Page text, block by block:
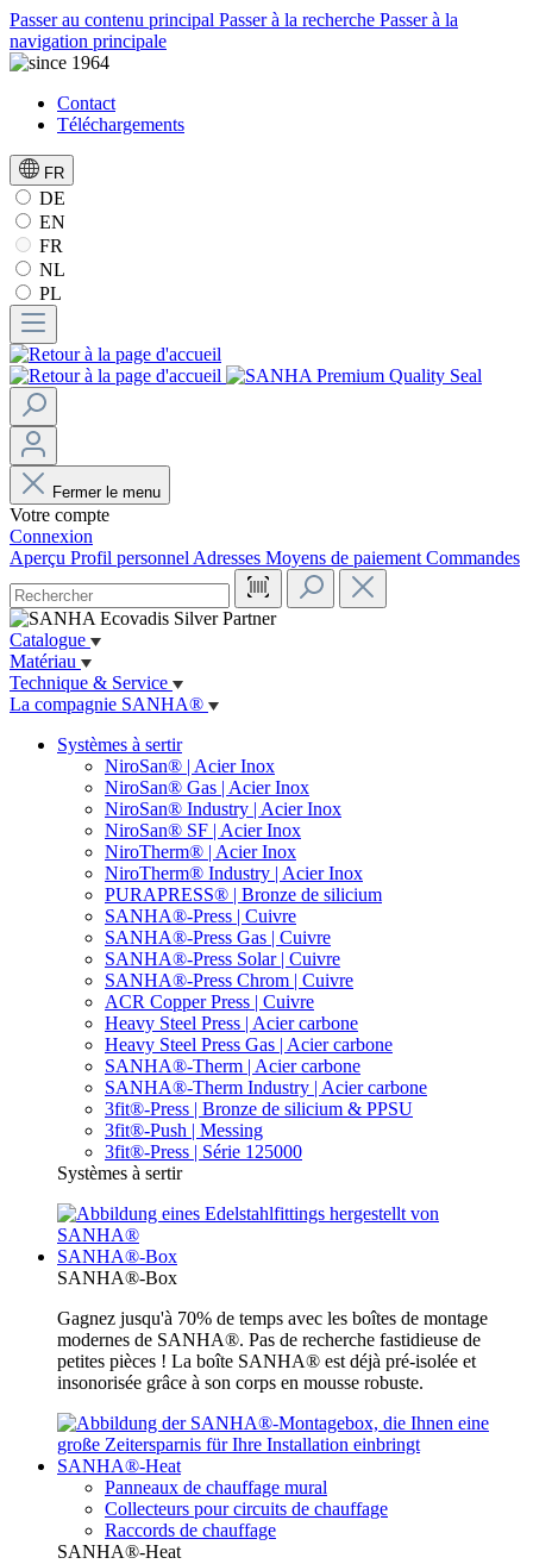
Passer au contenu principal Passer à la recherche Passer à la
navigation principale
Contact
Téléchargements
FR
DE
EN
FR
NL
PL
Fermer le menu
Votre compte
Connexion
Aperçu Profil personnel Adresses Moyens de paiement Commandes
Catalogue
Matériau
Technique & Service
La compagnie SANHA®
Systèmes à sertir
NiroSan® | Acier Inox
NiroSan® Gas | Acier Inox
NiroSan® Industry | Acier Inox
NiroSan® SF | Acier Inox
NiroTherm® | Acier Inox
NiroTherm® Industry | Acier Inox
PURAPRESS® | Bronze de silicium
SANHA®-Press | Cuivre
SANHA®-Press Gas | Cuivre
SANHA®-Press Solar | Cuivre
SANHA®-Press Chrom | Cuivre
ACR Copper Press | Cuivre
Heavy Steel Press | Acier carbone
Heavy Steel Press Gas | Acier carbone
SANHA®-Therm | Acier carbone
SANHA®-Therm Industry | Acier carbone
3fit®-Press | Bronze de silicium & PPSU
3fit®-Push | Messing
3fit®-Press | Série 125000
Systèmes à sertir
SANHA®-Box
SANHA®-Box
Gagnez jusqu'à 70% de temps avec les boîtes de montage
modernes de SANHA®. Pas de recherche fastidieuse de
petites pièces ! La boîte SANHA® est déjà pré-isolée et
insonorisée grâce à son corps en mousse robuste.
SANHA®-Heat
Panneaux de chauffage mural
Collecteurs pour circuits de chauffage
Raccords de chauffage
SANHA®-Heat